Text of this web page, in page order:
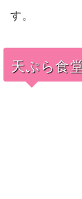
す。
天ぷら食